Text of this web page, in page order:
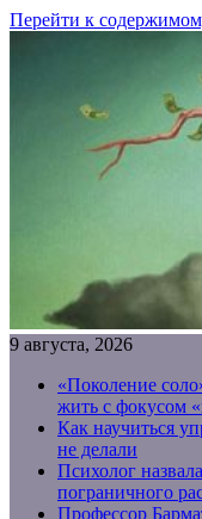
Перейти к
9 августа, 2026
«Поколение
жить с фокусом
Как научиться
не делали
Психолог
пограничного
Профессор